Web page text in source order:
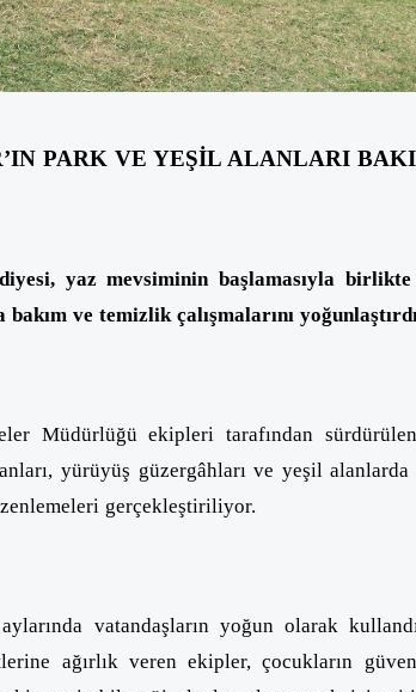
PARK VE YEŞİL ALANLARI
yaz mevsiminin başlamasıyla
ve temizlik çalışmalarını
Müdürlüğü ekipleri tarafından
yürüyüş güzergâhları ve yeşil
gerçekleştiriliyor.
vatandaşların yoğun olarak
ağırlık veren ekipler, çocukların